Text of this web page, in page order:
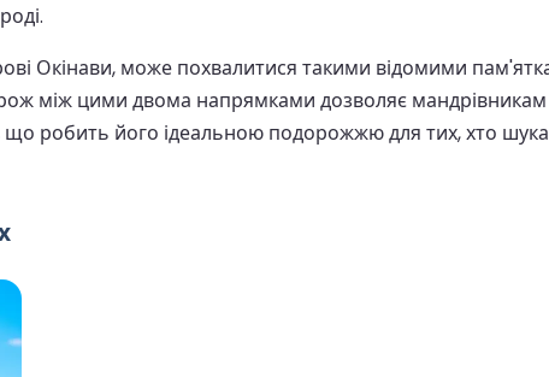
Окінави, може похвалитися такими відомими
між цими двома напрямками дозволяє мандрівникам
робить його ідеальною подорожжю для тих, хто